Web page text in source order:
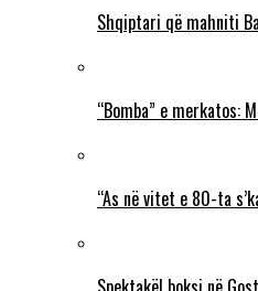
Shqiptari që mahniti
“Bomba” e merkatos:
“As në vitet e 80-ta